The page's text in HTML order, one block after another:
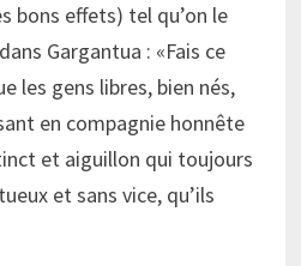
bons effets) tel qu’on le
Gargantua : «Fais ce
les gens libres, bien nés,
en compagnie honnête
et aiguillon qui toujours
et sans vice, qu’ils